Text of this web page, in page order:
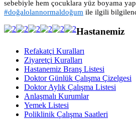
sebebiyle hem çocuklara yüz boyama
#doğalolannormaldoğum ile ilgili
Hastanemiz
Refakatçi Kuralları
Ziyaretçi Kuralları
Hastanemiz Branş Listesi
Doktor Günlük Çalışma Çizelgesi
Doktor Aylık Çalışma Listesi
Anlaşmalı Kurumlar
Yemek Listesi
Poliklinik Çalışma Saatleri